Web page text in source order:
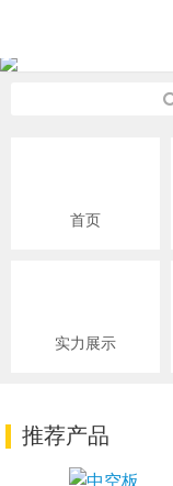
首页
实力展示
推荐产品